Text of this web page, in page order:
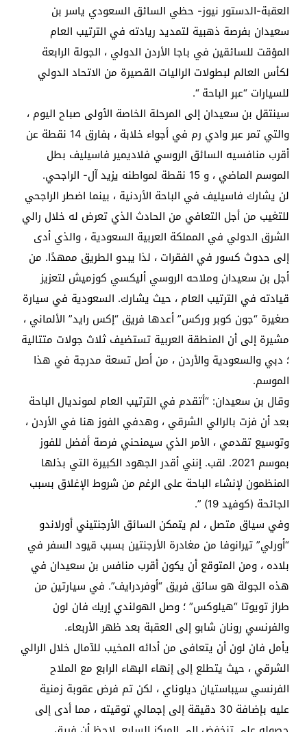
العقبة-الدستور نيوز- حظي السائق السعودي ياسر بن
سعيدان بفرصة ذهبية لتمديد ريادته في الترتيب العام
المؤقت للسائقين في باجا الأردن الدولي ، الجولة الرابعة
لكأس العالم لبطولات الراليات القصيرة من الاتحاد الدولي
للسيارات “عبر الباحة “.
سينتقل بن سعيدان إلى المرحلة الخاصة الأولى صباح اليوم ،
والتي تمر عبر وادي رم في أجواء خلابة ، بفارق 14 نقطة عن
أقرب منافسيه السائق الروسي فلاديمير فاسيليف بطل
الموسم الماضي ، و 15 نقطة لمواطنه يزيد آل- الراجحي.
لن يشارك فاسيليف في الباحة الأردنية ، بينما اضطر الراجحي
للتغيب من أجل التعافي من الحادث الذي تعرض له خلال رالي
الشرق الدولي في المملكة العربية السعودية ، والذي أدى
إلى حدوث كسور في الفقرات ، لذا يبدو الطريق ممهدًا. من
أجل بن سعيدان وملاحه الروسي أليكسي كوزميش لتعزيز
قيادته في الترتيب العام ، حيث يشارك. السعودية في سيارة
صغيرة “جون كوبر وركس” أعدها فريق “إكس رايد” الألماني ،
مشيرة إلى أن المنطقة العربية تستضيف ثلاث جولات متتالية
؛ دبي والسعودية والأردن ، من أصل تسعة مدرجة في هذا
الموسم.
وقال بن سعيدان: “أتقدم في الترتيب العام لمونديال الباحة
بعد أن فزت بالرالي الشرقي ، وهدفي الفوز هنا في الأردن ،
وتوسيع تقدمي ، الأمر الذي سيمنحني فرصة أفضل للفوز
بموسم 2021. لقب. إنني أقدر الجهود الكبيرة التي بذلها
المنظمون لإنشاء الباحة على الرغم من شروط الإغلاق بسبب
الجائحة (كوفيد 19) ”.
وفي سياق متصل ، لم يتمكن السائق الأرجنتيني أورلاندو
“أورلي” تيرانوفا من مغادرة الأرجنتين بسبب قيود السفر في
بلاده ، ومن المتوقع أن يكون أقرب منافس بن سعيدان في
هذه الجولة هو سائق فريق “أوفردرايف”. في سيارتين من
طراز تويوتا “هيلوكس” ؛ وصل الهولندي إريك فان لون
والفرنسي رونان شابو إلى العقبة بعد ظهر الأربعاء.
يأمل فان لون أن يتعافى من أدائه المخيب للآمال خلال الرالي
الشرقي ، حيث يتطلع إلى إنهاء البهاء الرابع مع الملاح
الفرنسي سيباستيان ديلوناي ، لكن تم فرض عقوبة زمنية
عليه بإضافة 30 دقيقة إلى إجمالي توقيته ، مما أدى إلى